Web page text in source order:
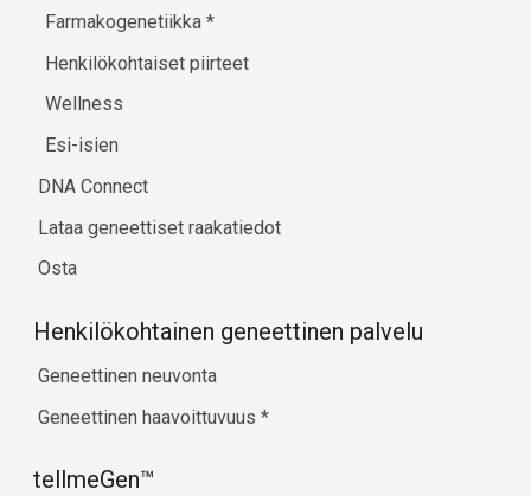
Farmakogenetiikka*
Henkilökohtaiset piirteet
Wellness
Esi-isien
DNA Connect
Lataa geneettiset raakatiedot
Osta
Henkilökohtainen geneettinen palvelu
Geneettinen neuvonta
Geneettinen haavoittuvuus *
tellmeGen™